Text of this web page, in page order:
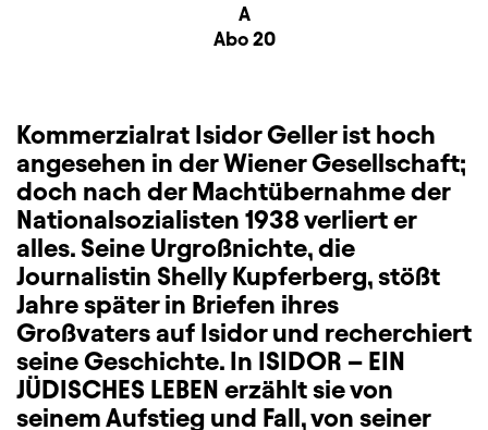
A
Abo 20
Kommerzialrat Isidor Geller ist hoch
angesehen in der Wiener Gesellschaft;
doch nach der Machtübernahme der
Nationalsozialisten 1938 verliert er
alles. Seine Urgroßnichte, die
Journalistin Shelly Kupferberg, stößt
Jahre später in Briefen ihres
Großvaters auf Isidor und recherchiert
seine Geschichte. In ISIDOR – EIN
JÜDISCHES LEBEN erzählt sie von
seinem Aufstieg und Fall, von seiner